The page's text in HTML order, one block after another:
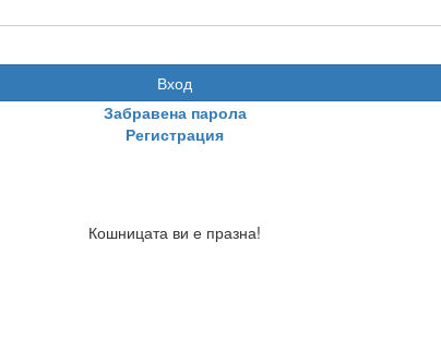
Вход
Забравена парола
Регистрация
Кошницата ви е празна!